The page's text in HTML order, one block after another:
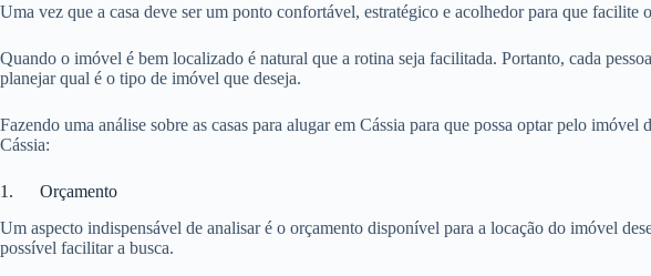
Uma vez que a casa deve ser um ponto confortável, estratégico e acolhedor para que facilite
Quando o imóvel é bem localizado é natural que a rotina seja facilitada. Portanto, cada
planejar qual é o tipo de imóvel que deseja.
Fazendo uma análise sobre as casas para alugar em Cássia para que possa optar pelo
Cássia:
1. Orçamento
Um aspecto indispensável de analisar é o orçamento disponível para a locação do imóvel
possível facilitar a busca.